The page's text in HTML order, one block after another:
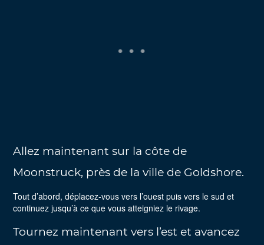
Allez maintenant sur la côte de
Moonstruck, près de la ville de Goldshore.
Tout d’abord, déplacez-vous vers l’ouest puis vers le sud et
continuez jusqu’à ce que vous atteigniez le rivage.
Tournez maintenant vers l’est et avancez